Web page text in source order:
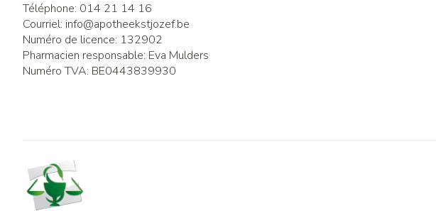
Téléphone: 014 21 14 16
Courriel: info@apotheekstjozef.be
Numéro de licence: 132902
Pharmacien responsable: Eva Mulders
Numéro TVA: BE0443839930